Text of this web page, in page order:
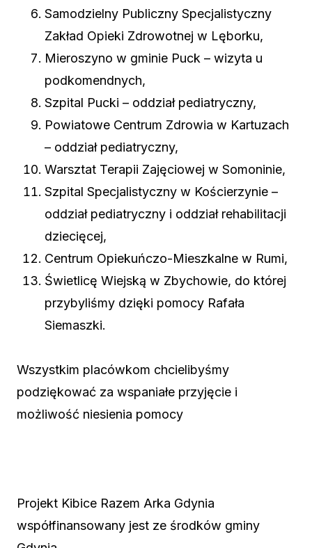
⁠Samodzielny Publiczny Specjalistyczny
Zakład Opieki Zdrowotnej w Lęborku,
Mieroszyno w gminie Puck – wizyta u
podkomendnych,
Szpital Pucki – oddział pediatryczny,
Powiatowe Centrum Zdrowia w Kartuzach
– oddział pediatryczny,
⁠Warsztat Terapii Zajęciowej w Somoninie,
Szpital Specjalistyczny w Kościerzynie –
oddział pediatryczny i oddział rehabilitacji
dziecięcej,
Centrum Opiekuńczo-Mieszkalne w Rumi,
Świetlicę Wiejską w Zbychowie, do której
przybyliśmy dzięki pomocy Rafała
Siemaszki.
Wszystkim placówkom chcielibyśmy
podziękować za wspaniałe przyjęcie i
możliwość niesienia pomocy
Projekt Kibice Razem Arka Gdynia
współfinansowany jest ze środków gminy